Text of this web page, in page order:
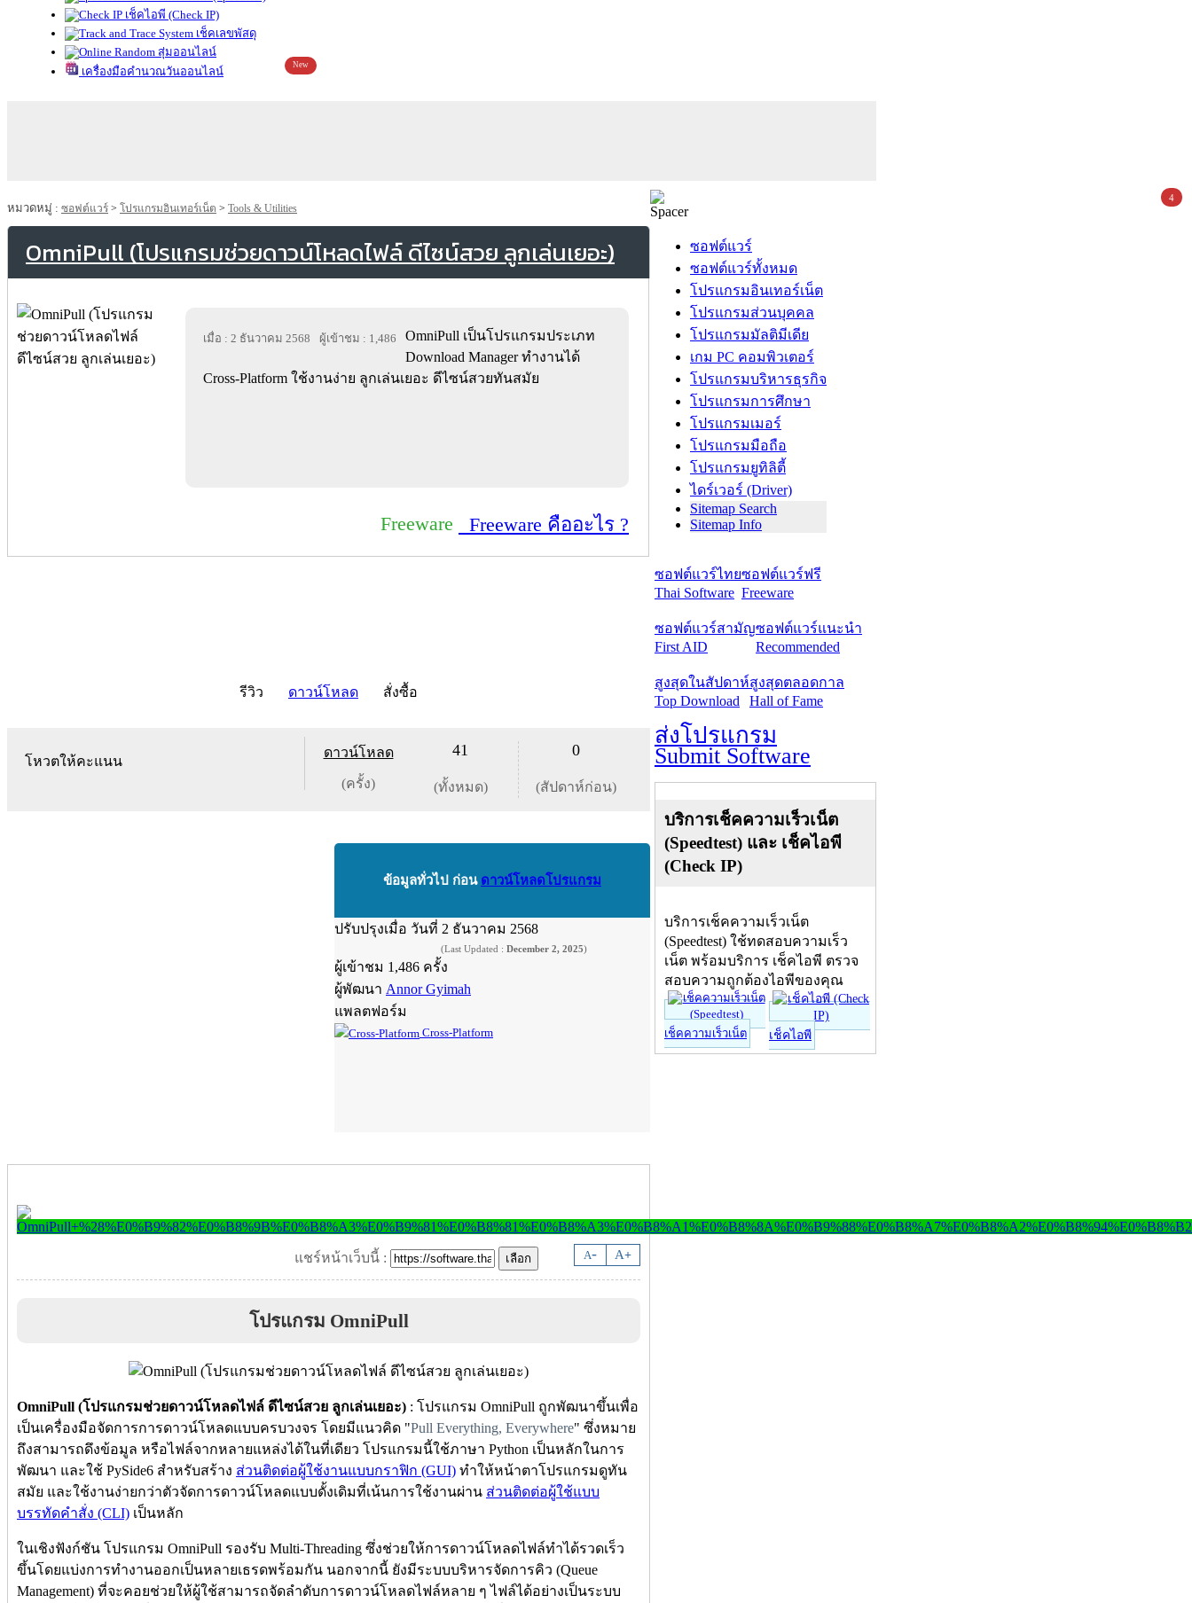
เช็คไอพี (Check IP)
เช็คเลขพัสดุ
สุ่มออนไลน์
เครื่องมือคำนวณวันออนไลน์
New
หมวดหมู่ : ซอฟต์แวร์ > โปรแกรมอินเทอร์เน็ต > Tools & Utilities
OmniPull (โปรแกรมช่วยดาวน์โหลดไฟล์ ดีไซน์สวย ลูกเล่นเยอะ)
เมื่อ : 2 ธันวาคม 2568 ผู้เข้าชม : 1,486
OmniPull เป็นโปรแกรมประเภท
Download Manager ทำงานได้
Cross-Platform ใช้งานง่าย ลูกเล่นเยอะ ดีไซน์สวยทันสมัย
Freeware Freeware คืออะไร ?
รีวิว ดาวน์โหลด สั่งซื้อ
โหวตให้คะแนน
ดาวน์โหลด
(ครั้ง)
41
(ทั้งหมด)
0
(สัปดาห์ก่อน)
ข้อมูลทั่วไป ก่อน ดาวน์โหลดโปรแกรม
ปรับปรุงเมื่อ วันที่ 2 ธันวาคม 2568
(Last Updated : December 2, 2025)
ผู้เข้าชม 1,486 ครั้ง
ผู้พัฒนา Annor Gyimah
แพลตฟอร์ม
Cross-Platform
A- A+
แชร์หน้าเว็บนี้ :
โปรแกรม OmniPull
OmniPull (โปรแกรมช่วยดาวน์โหลดไฟล์ ดีไซน์สวย ลูกเล่นเยอะ) : โปรแกรม OmniPull ถูกพัฒนาขึ้นเพื่อ
เป็นเครื่องมือจัดการการดาวน์โหลดแบบครบวงจร โดยมีแนวคิด "Pull Everything, Everywhere" ซึ่งหมาย
ถึงสามารถดึงข้อมูล หรือไฟล์จากหลายแหล่งได้ในที่เดียว โปรแกรมนี้ใช้ภาษา Python เป็นหลักในการ
พัฒนา และใช้ PySide6 สำหรับสร้าง ส่วนติดต่อผู้ใช้งานแบบกราฟิก (GUI) ทำให้หน้าตาโปรแกรมดูทัน
สมัย และใช้งานง่ายกว่าตัวจัดการดาวน์โหลดแบบดั้งเดิมที่เน้นการใช้งานผ่าน ส่วนติดต่อผู้ใช้แบบ
บรรทัดคำสั่ง (CLI) เป็นหลัก
ในเชิงฟังก์ชัน โปรแกรม OmniPull รองรับ Multi-Threading ซึ่งช่วยให้การดาวน์โหลดไฟล์ทำได้รวดเร็ว
ขึ้นโดยแบ่งการทำงานออกเป็นหลายเธรดพร้อมกัน นอกจากนี้ ยังมีระบบบริหารจัดการคิว (Queue
Management) ที่จะคอยช่วยให้ผู้ใช้สามารถจัดลำดับการดาวน์โหลดไฟล์หลาย ๆ ไฟล์ได้อย่างเป็นระบบ
ซอฟต์แวร์
ซอฟต์แวร์ทั้งหมด
โปรแกรมอินเทอร์เน็ต
โปรแกรมส่วนบุคคล
โปรแกรมมัลติมีเดีย
เกม PC คอมพิวเตอร์
โปรแกรมบริหารธุรกิจ
โปรแกรมการศึกษา
โปรแกรมเมอร์
โปรแกรมมือถือ
โปรแกรมยูทิลิตี้
ไดร์เวอร์ (Driver)
Sitemap Search
Sitemap Info
ซอฟต์แวร์ไทย
Thai Software
ซอฟต์แวร์ฟรี
Freeware
ซอฟต์แวร์สามัญ
First AID
ซอฟต์แวร์แนะนำ
Recommended
สูงสุดในสัปดาห์
Top Download
สูงสุดตลอดกาล
Hall of Fame
ส่งโปรแกรม
Submit Software
บริการเช็คความเร็วเน็ต
(Speedtest) และ เช็คไอพี
(Check IP)
บริการเช็คความเร็วเน็ต
(Speedtest) ใช้ทดสอบความเร็ว
เน็ต พร้อมบริการ เช็คไอพี ตรวจ
สอบความถูกต้องไอพีของคุณ
เช็คความเร็วเน็ต เช็คไอพี
4